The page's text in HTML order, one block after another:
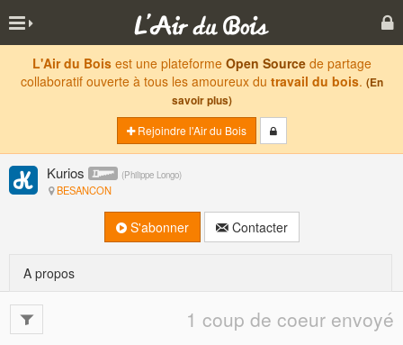
L'Air du Boisest une plateforme Open Sourcede partage
collaboratif ouverte à tous les amoureux du travail du bois. (En
savoir plus)
Rejoindre l'Air du Bois
Kurios (Philippe Longo)
BESANCON
S'abonner Contacter
A propos
1 coup de coeur envoyé